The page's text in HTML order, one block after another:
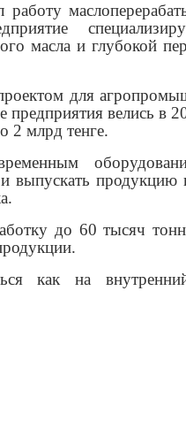
работу
масла и глубокой
для
предприятия велись в
2 млрд тенге.
выпускать продукцию
до 60 тысяч
как на